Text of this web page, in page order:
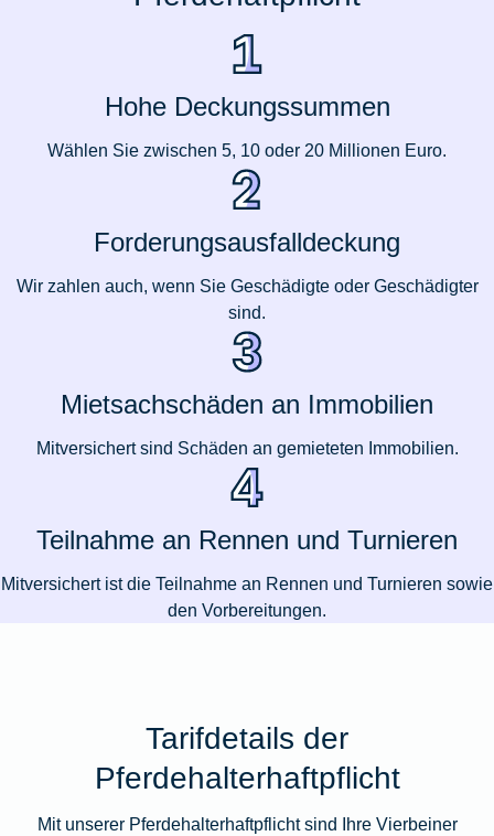
Hohe Deckungssummen
Wählen Sie zwischen 5, 10 oder 20 Millionen Euro.
Forderungsausfalldeckung
Wir zahlen auch, wenn Sie Geschädigte oder Geschädigter
sind.
Mietsachschäden an Immobilien
Mitversichert sind Schäden an gemieteten Immobilien.
Teilnahme an Rennen und Turnieren
Mitversichert ist die Teilnahme an Rennen und Turnieren sowie
den Vorbereitungen.
Tarifdetails der
Pferdehalterhaftpflicht
Mit unserer Pferdehalterhaftpflicht sind Ihre Vierbeiner